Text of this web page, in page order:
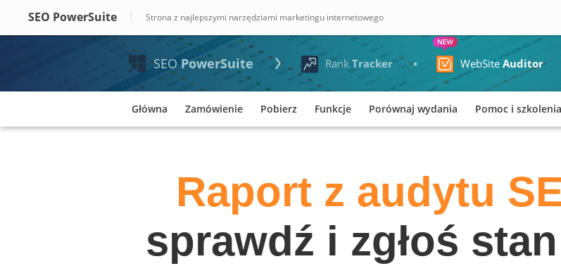
SEO PowerSuite Strona z najlepszymi narzędziami marketingu internetowego
SEO PowerSuite Rank Tracker WebSiteAuditor
Główna Zamówienie Pobierz Funkcje Porównaj wydania Pomoc i szkolenia
Raport z audytu
sprawdź i zgłoś